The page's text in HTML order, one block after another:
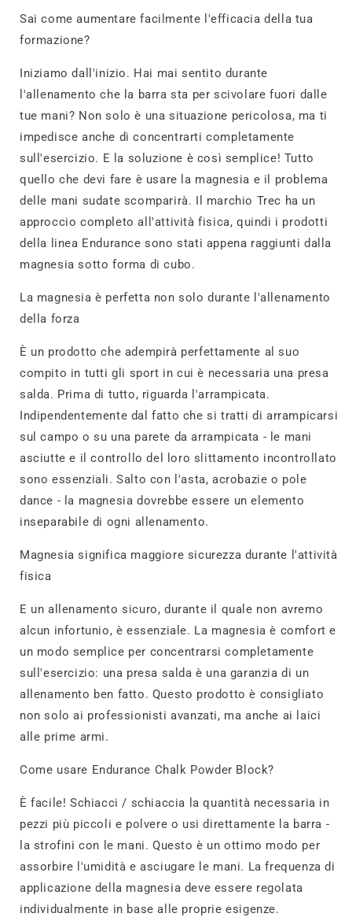
Sai come aumentare facilmente l'efficacia della tua
formazione?
Iniziamo dall'inizio. Hai mai sentito durante
l'allenamento che la barra sta per scivolare fuori dalle
tue mani? Non solo è una situazione pericolosa, ma ti
impedisce anche di concentrarti completamente
sull'esercizio. E la soluzione è così semplice! Tutto
quello che devi fare è usare la magnesia e il problema
delle mani sudate scomparirà. Il marchio Trec ha un
approccio completo all'attività fisica, quindi i prodotti
della linea Endurance sono stati appena raggiunti dalla
magnesia sotto forma di cubo.
La magnesia è perfetta non solo durante l'allenamento
della forza
È un prodotto che adempirà perfettamente al suo
compito in tutti gli sport in cui è necessaria una presa
salda. Prima di tutto, riguarda l'arrampicata.
Indipendentemente dal fatto che si tratti di arrampicarsi
sul campo o su una parete da arrampicata - le mani
asciutte e il controllo del loro slittamento incontrollato
sono essenziali. Salto con l'asta, acrobazie o pole
dance - la magnesia dovrebbe essere un elemento
inseparabile di ogni allenamento.
Magnesia significa maggiore sicurezza durante l'attività
fisica
E un allenamento sicuro, durante il quale non avremo
alcun infortunio, è essenziale. La magnesia è comfort e
un modo semplice per concentrarsi completamente
sull'esercizio: una presa salda è una garanzia di un
allenamento ben fatto. Questo prodotto è consigliato
non solo ai professionisti avanzati, ma anche ai laici
alle prime armi.
Come usare Endurance Chalk Powder Block?
È facile! Schiacci / schiaccia la quantità necessaria in
pezzi più piccoli e polvere o usi direttamente la barra -
la strofini con le mani. Questo è un ottimo modo per
assorbire l'umidità e asciugare le mani. La frequenza di
applicazione della magnesia deve essere regolata
individualmente in base alle proprie esigenze.